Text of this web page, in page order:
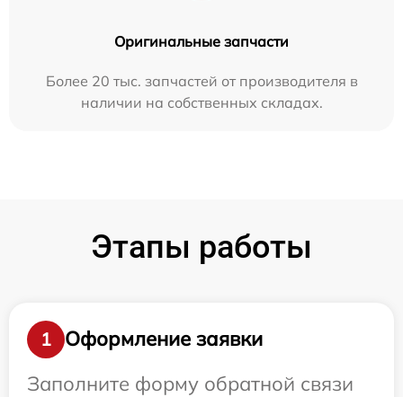
Оригинальные запчасти
Более 20 тыс. запчастей от производителя в
наличии на собственных складах.
Этапы работы
1
Оформление заявки
Заполните форму обратной связи